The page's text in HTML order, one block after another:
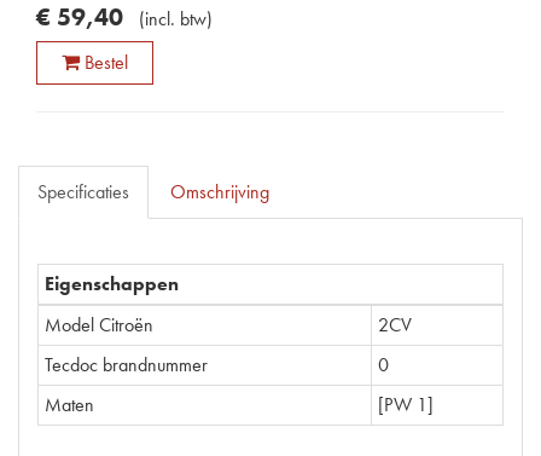
€ 59,40 (incl. btw)
Bestel
Specificaties Omschrijving
Eigenschappen
Model Citroën
2CV
Tecdoc brandnummer
0
Maten
[PW 1]